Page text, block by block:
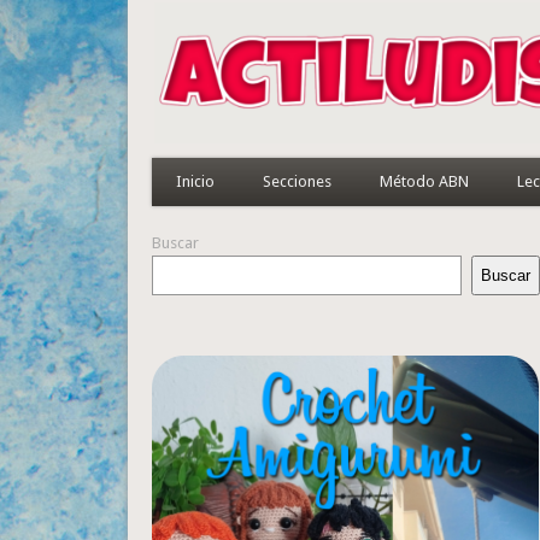
Inicio Secciones Método ABN
Buscar
Buscar